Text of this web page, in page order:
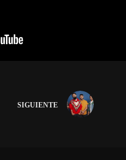
SIGUIENTE